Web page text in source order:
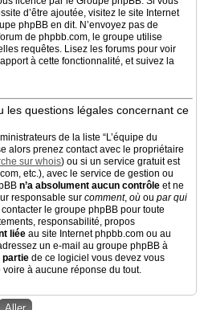
d’être ajoutée, visitez le site Internet
phpBB en dit. N’envoyez pas de
de phpbb.com, le groupe utilise
requêtes. Lisez les forums pour voir
à cette fonctionnalité, et suivez la
les questions légales concernant ce
de la liste “L’équipe du
alors prenez contact avec le propriétaire
sur whois) ou si un service gratuit est
etc.), avec le service de gestion ou
n’a absolument aucun contrôle et ne
responsable sur comment, où ou par qui
le groupe phpBB pour toute
responsabilité, propos
liée au site Internet phpbb.com ou au
un e-mail au groupe phpBB à
partie de ce logiciel vous devez vous
à aucune réponse du tout.